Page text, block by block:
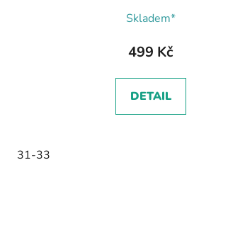
Skladem*
499 Kč
DETAIL
31-33